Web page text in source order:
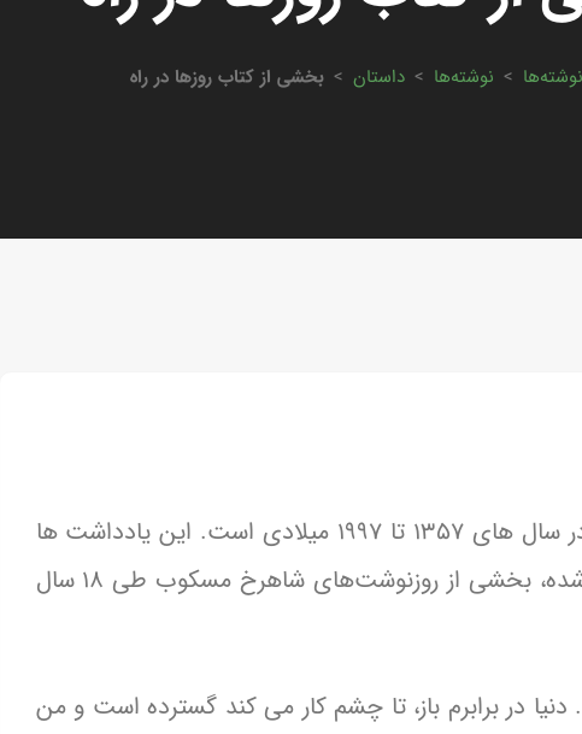
نوشته‌ها > نوشته‌ها > داستان > بخشی از کتاب روزها در راه
“روزها در راه” حاوی یادداشت های روزانه شاهرخ مسکوب در سال های ۱۳۵۷ تا ۱۹۹۷ میلادی است. این یادداشت ها
که در دو جلد و از سوی انتشارات خاوران در پاریس منتشر شده، بخشی از روزنوشت‌های شاهرخ مسکوب طی ۱۸ سال
در برابرم باز، تا چشم کار می کند گسترده است و من